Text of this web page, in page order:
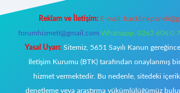
Reklam ve İletişim: E-mail:
forumhizmeti@gmail.com Whatsapp: 0262 606 0
Yasal Uyarı: Sitemiz, 5651 Sayılı Kanun
İletişim Kurumu (BTK) tarafından onaylanmış bir
hizmet vermektedir. Bu nedenle, sitedeki
denetleme veya araştırma yükümlülüğümüz